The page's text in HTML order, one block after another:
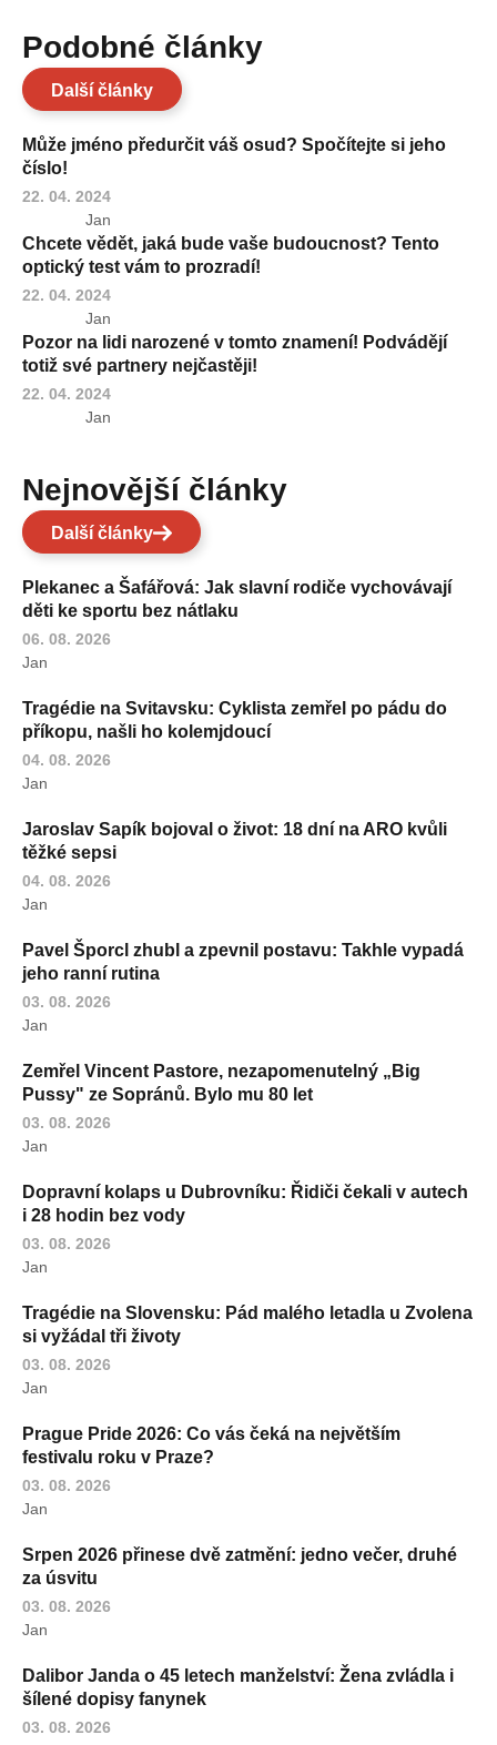
Podobné články
Další články
Může jméno předurčit váš osud? Spočítejte si jeho
číslo!
22. 04. 2024
Jan
Chcete vědět, jaká bude vaše budoucnost? Tento
optický test vám to prozradí!
22. 04. 2024
Jan
Pozor na lidi narozené v tomto znamení! Podvádějí
totiž své partnery nejčastěji!
22. 04. 2024
Jan
Nejnovější články
Další články
Plekanec a Šafářová: Jak slavní rodiče vychovávají
děti ke sportu bez nátlaku
06. 08. 2026
Jan
Tragédie na Svitavsku: Cyklista zemřel po pádu do
příkopu, našli ho kolemjdoucí
04. 08. 2026
Jan
Jaroslav Sapík bojoval o život: 18 dní na ARO kvůli
těžké sepsi
04. 08. 2026
Jan
Pavel Šporcl zhubl a zpevnil postavu: Takhle vypadá
jeho ranní rutina
03. 08. 2026
Jan
Zemřel Vincent Pastore, nezapomenutelný „Big
Pussy" ze Sopránů. Bylo mu 80 let
03. 08. 2026
Jan
Dopravní kolaps u Dubrovníku: Řidiči čekali v autech
i 28 hodin bez vody
03. 08. 2026
Jan
Tragédie na Slovensku: Pád malého letadla u Zvolena
si vyžádal tři životy
03. 08. 2026
Jan
Prague Pride 2026: Co vás čeká na největším
festivalu roku v Praze?
03. 08. 2026
Jan
Srpen 2026 přinese dvě zatmění: jedno večer, druhé
za úsvitu
03. 08. 2026
Jan
Dalibor Janda o 45 letech manželství: Žena zvládla i
šílené dopisy fanynek
03. 08. 2026